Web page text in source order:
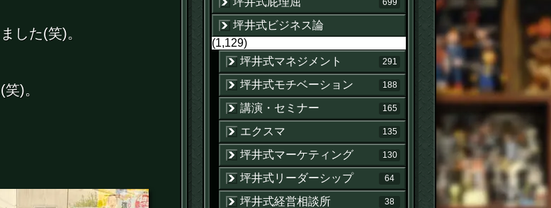
した(笑)。
)。
699
坪井式ビジネス論
(1,129)
坪井式マネジメント
291
坪井式モチベーション 188
講演・セミナー 165
エクスマ 135
坪井式マーケティング 130
坪井式リーダーシップ 64
坪井式経営相談所 38